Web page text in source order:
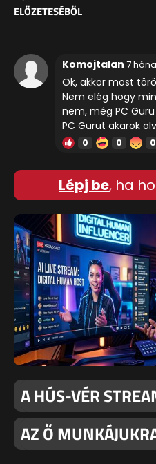
ELŐZETESÉBŐL
Komojtalan 7
Ok, akkor most
Nem elég hogy
nem, még PC
PC Gurut akarok
0 0 0
Lépj be, ha
A HÚS-VÉR
AZ Ő